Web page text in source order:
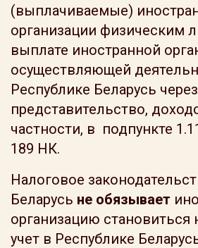
(выплачиваемые)
организации физическим
выплате иностранной
осуществляющей
Республике Беларусь
представительство,
частности, в подпункте
189 НК.
Налоговое
Беларусь не обязывает
организацию становиться
учет в Республике